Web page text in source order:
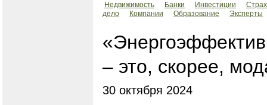
Недвижимость Банки Инвестиции
дело
Компании Образование Эксперты
– это, скорее,
30 октября 2024